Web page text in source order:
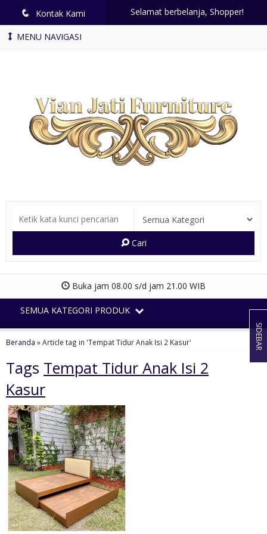
q Kontak Kami Selamat berbelanja, Shopper!
MENU NAVIGASI
Cari
Buka jam 08.00 s/d jam 21.00 WIB
SEMUA KATEGORI PRODUK
Beranda »Article tag in 'Tempat Tidur Anak Isi 2 Kasur'
Tags Tempat Tidur Anak Isi 2
Kasur
SIDEBAR